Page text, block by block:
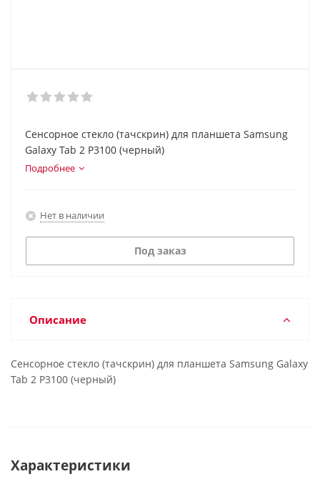
Сенсорное стекло (тачскрин) для планшета Samsung
Galaxy Tab 2 P3100 (черный)
Подробнее
Нет в наличии
Под заказ
Описание
Сенсорное стекло (тачскрин) для планшета Samsung Galaxy
Tab 2 P3100 (черный)
Характеристики